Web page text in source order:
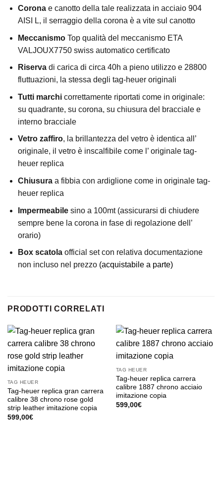
Coronae canotto della tale realizzata in acciaio 904
AISI L, il serraggio della corona è a vite sul canotto
MeccanismoTop qualità del meccanismo ETA
VALJOUX7750 swiss automatico certificato
Riservadi carica di circa 40h a pieno utilizzo e 28800
fluttuazioni, la stessa degli tag-heuer originali
Tutti marchi correttamente riportati come in originale:
su quadrante, su corona, su chiusura del bracciale e
interno bracciale
Vetro zaffiro, la brillantezza del vetro è identica all’
originale, il vetro è inscalfibile come l’ originale tag-
heuer replica
Chiusuraa fibbia con ardiglione come in originale tag-
heuer replica
Impermeabilesino a 100mt (assicurarsi di chiudere
sempre bene la corona in fase di regolazione dell’
orario)
Box scatolaofficial set con relativa documentazione
non incluso nel prezzo(acquistabile a parte)
PRODOTTI CORRELATI
TAG HEUER
Tag-heuer replica gran carrera
calibre 38 chrono rose gold
strip leather imitazione copia
599,00€
TAG HEUER
Tag-heuer replica carrera
calibre 1887 chrono acciaio
imitazione copia
599,00€